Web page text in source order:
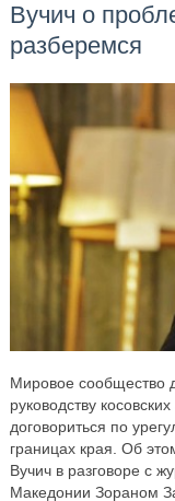
Вучич о
разберемся
Мировое сообщество
руководству
договориться по
границах края. Об
Вучич в разговоре с
Македонии Зораном